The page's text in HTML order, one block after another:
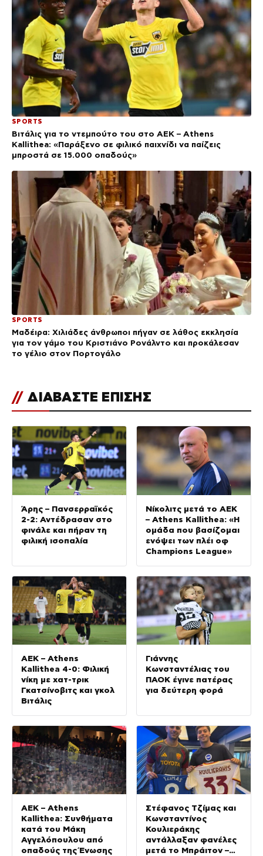
SPORTS
Βιτάλις για το ντεμπούτο του στο ΑΕΚ – Athens
Kallithea: «Παράξενο σε φιλικό παιχνίδι να παίζεις
μπροστά σε 15.000 οπαδούς»
SPORTS
Μαδέιρα: Χιλιάδες άνθρωποι πήγαν σε λάθος εκκλησία
για τον γάμο του Κριστιάνο Ρονάλντο και προκάλεσαν
το γέλιο στον Πορτογάλο
// ΔΙΑΒΑΣΤΕ ΕΠΙΣΗΣ
Άρης – Πανσερραϊκός
2-2: Αντέδρασαν στο
φινάλε και πήραν τη
φιλική ισοπαλία
Νίκολιτς μετά το ΑΕΚ
– Athens Kallithea: «Η
ομάδα που βασίζομαι
ενόψει των πλέι οφ
Champions League»
ΑΕΚ – Athens
Kallithea 4-0: Φιλική
νίκη με χατ-τρικ
Γκατσίνοβιτς και γκολ
Βιτάλις
Γιάννης
Κωνσταντέλιας του
ΠΑΟΚ έγινε πατέρας
για δεύτερη φορά
ΑΕΚ – Athens
Kallithea: Συνθήματα
κατά του Μάκη
Αγγελόπουλου από
οπαδούς της Ένωσης
Στέφανος Τζίμας και
Κωνσταντίνος
Κουλιεράκης
αντάλλαξαν φανέλες
μετά το Μπράιτον –